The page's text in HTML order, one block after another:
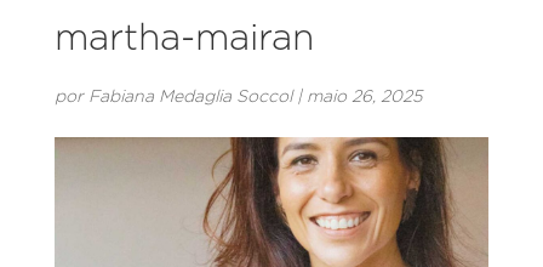
martha-mairan
por Fabiana Medaglia Soccol| maio 26, 2025